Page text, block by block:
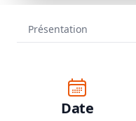
Date